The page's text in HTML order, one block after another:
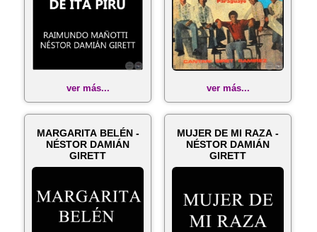
ver más... ver más...
MARGARITA BELÉN -
NÉSTOR DAMIÁN
GIRETT
MUJER DE MI RAZA -
NÉSTOR DAMIÁN
GIRETT